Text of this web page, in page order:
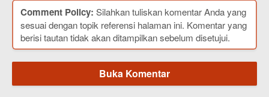
Comment Policy: Silahkan tuliskan komentar Anda yang
sesuai dengan topik referensi halaman ini. Komentar yang
berisi tautan tidak akan ditampilkan sebelum disetujui.
Buka Komentar